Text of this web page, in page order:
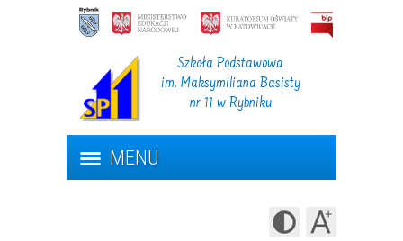
Szkoła Podstawowa
im. Maksymiliana Basisty
nr 11 w Rybniku
MENU